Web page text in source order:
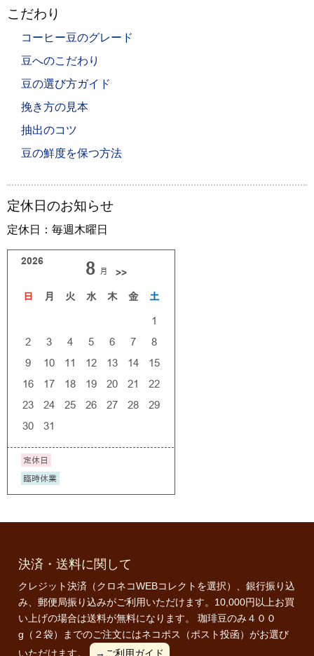
こだわり
コーヒー豆のグレード
豆へのこだわり
豆の選び方ガイド
挽き方の見本
抽出のコツ
豆の鮮度を保つ方法
定休日のお知らせ
定休日：毎週木曜日
決済・送料に関して
クレジット決済（クロネコWEBコレクトを選択）、銀行振り込
み、郵便局振り込みがご利用いただけます。10,000円以上お買
い上げの場合は送料が無料になります。 珈琲豆のみ４００
g（２袋）までのご注文にはネコポス（ポスト投函）がお選び
いただけます。
→ご利用ガイド